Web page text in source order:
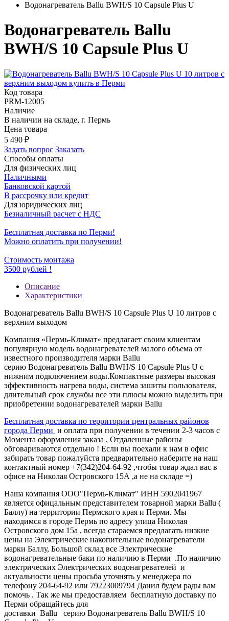
Водонагреватель Ballu BWH/S 10 Capsule Plus U
Водонагреватель Ballu
BWH/S 10 Capsule Plus U
Код товара
PRM-12005
Наличие
В наличии на складе, г. Пермь
Цена товара
5 490 ₽
Задать вопрос Заказать
Способы оплаты
Для физических лиц
Наличными
Банковской картой
В рассрочку или кредит
Для юридических лиц
Безналичный расчет с НДС
Бесплатная доставка по Перми!
Можно оплатить при получении!
Стоимость монтажа
3500 рублей !
Описание
Характеристики
Водонагреватель Ballu BWH/S 10 Capsule Plus U 10 литров с
верхним выходом
Компания «Пермь-Климат» предлагает своим клиентам
популярную модель водонагревателей малого объема от
известного производителя марки Ballu
серию Водонагреватель Ballu BWH/S 10 Capsule Plus U c
нижним подключением воды.Компактные размеры высокая
эффективность нагрева воды, система зашиты пользователя,
длительный срок службы все эти плюсы можно выделить при
приобретении водонагревателей марки Ballu
Бесплатная доставка по территории центральных районов
города Перми и оплата при получении в течении 2-3 часов с
Момента оформления заказа , Отдаленные районы
обговариваются отдельно ! Если вы поехали к нам в офис
забирать товар пожалуйста предварительно наберите на наш
контактный номер +7(342)204-64-92 ,чтобы товар ждал вас в
офисе на Николая Островского 15А ,а не на складе =)
Наша компания ООО"Пермь-Климат" ИНН 5902041967
является офицальным представителем товарной марки Ballu (
Баллу) на территории Пермского края и Перми. Мы
находимся в городе Пермь по адресу улица Николая
Островского дом 15а , всегда стараемся предлагать низкие
цены на Электрические накопительные водонагреватели
марки Баллу, Большой склад все Электрические
водонагревательные баки по наличию в Перми .По наличию
электрических Электрических водонагревателей и
актуальности цены просьба уточнять у менеджера по
телефону 204-64-92 или 79223009794 Данил будем рады вам
помочь . Так же мы предоставляем бесплатную доставку по
Перми обращайтесь для
доставки Ballu серию Водонагреватель Ballu BWH/S 10